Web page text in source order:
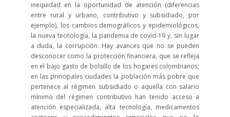
inequidad en la oportunidad de atención (diferencias
entre rural y urbano, contributivo y subsidiado, por
ejemplo), los cambios demográficos y epidemiológicos,
la nueva tecnología, la pandemia de covid-19 y, sin lugar
a duda, la corrupción. Hay avances que no se pueden
desconocer como la protección financiera, que se refleja
en el bajo gasto de bolsillo de los hogares colombianos;
en las principales ciudades la población más pobre que
pertenece al régimen subsidiado o aquella con salario
mínimo del régimen contributivo han tenido acceso a
atención especializada, alta tecnología, medicamentos